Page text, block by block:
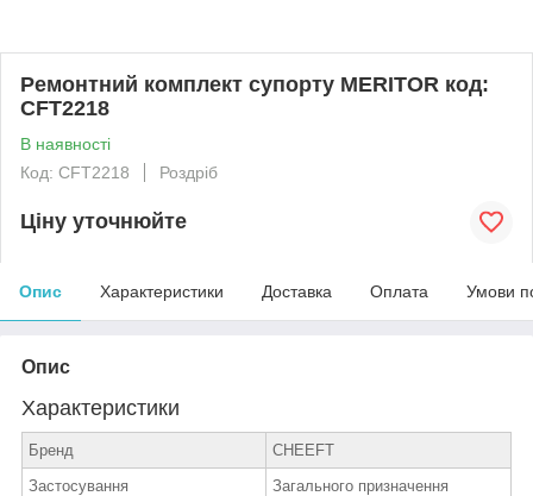
Ремонтний комплект супорту MERITOR код:
CFT2218
В наявності
Код: CFT2218
Роздріб
Ціну уточнюйте
Опис Характеристики Доставка Оплата Умови
Опис
Характеристики
Бренд
CHEEFT
Застосування
Загального призначення